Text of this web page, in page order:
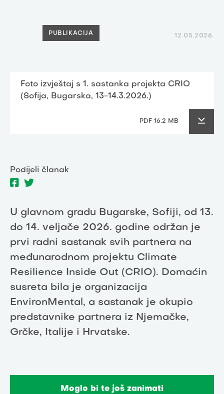
PUBLIKACIJA 12.05.2026.
Foto izvještaj s 1. sastanka projekta CRIO
(Sofija, Bugarska, 13-14.3.2026.)
PDF 16.2 MB
Podijeli članak
U glavnom gradu Bugarske, Sofiji, od 13.
do 14. veljače 2026. godine održan je
prvi radni sastanak svih partnera na
međunarodnom projektu Climate
Resilience Inside Out (CRIO). Domaćin
susreta bila je organizacija
EnvironMental, a sastanak je okupio
predstavnike partnera iz Njemačke,
Grčke, Italije i Hrvatske.
Moglo bi te još zanimati